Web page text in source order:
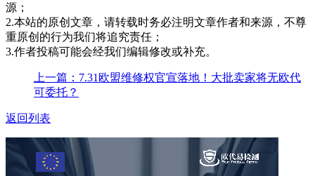
源；
2.本站的原创文章，请转载时务必注明文章作者和来源，不尊
重原创的行为我们将追究责任；
3.作者投稿可能会经我们编辑修改或补充。
上一篇：7.31欧盟维修权官宣落地！大批卖家将无欧代
可委托？
返回列表